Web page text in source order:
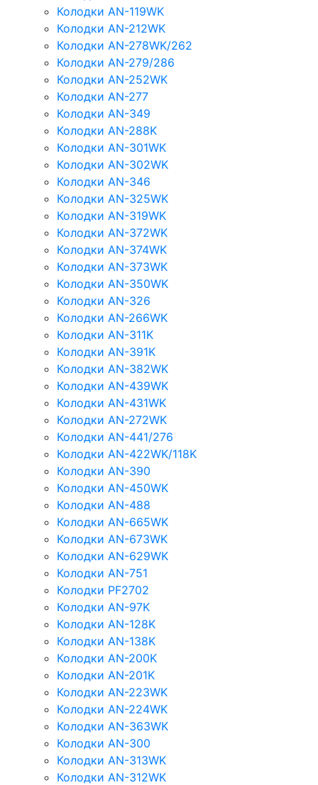
Колодки AN-119WK
Колодки AN-212WK
Колодки AN-278WK/262
Колодки AN-279/286
Колодки AN-252WK
Колодки AN-277
Колодки AN-349
Колодки AN-288K
Колодки AN-301WK
Колодки AN-302WK
Колодки AN-346
Колодки AN-325WK
Колодки AN-319WK
Колодки AN-372WK
Колодки AN-374WK
Колодки AN-373WK
Колодки AN-350WK
Колодки AN-326
Колодки AN-266WK
Колодки AN-311K
Колодки AN-391K
Колодки AN-382WK
Колодки AN-439WK
Колодки AN-431WK
Колодки AN-272WK
Колодки AN-441/276
Колодки AN-422WK/118K
Колодки AN-390
Колодки AN-450WK
Колодки AN-488
Колодки AN-665WK
Колодки AN-673WK
Колодки AN-629WK
Колодки AN-751
Колодки PF2702
Колодки AN-97K
Колодки AN-128K
Колодки AN-138K
Колодки AN-200K
Колодки AN-201K
Колодки AN-223WK
Колодки AN-224WK
Колодки AN-363WK
Колодки AN-300
Колодки AN-313WK
Колодки AN-312WK